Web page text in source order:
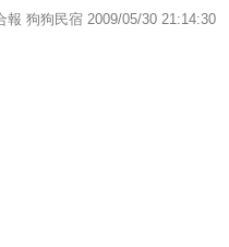
報 狗狗民宿 2009/05/30 21:14:30